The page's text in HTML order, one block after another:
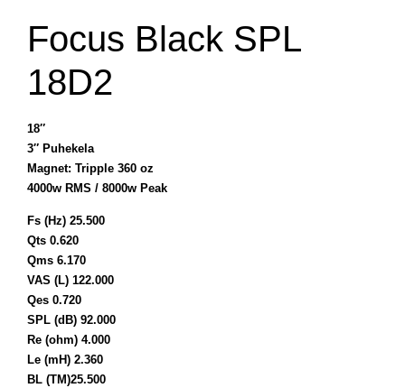
Focus Black SPL
18D2
18″
3″ Puhekela
Magnet: Tripple 360 oz
4000w RMS / 8000w Peak
Fs (Hz) 25.500
Qts 0.620
Qms 6.170
VAS (L) 122.000
Qes 0.720
SPL (dB) 92.000
Re (ohm) 4.000
Le (mH) 2.360
BL (TM)25.500